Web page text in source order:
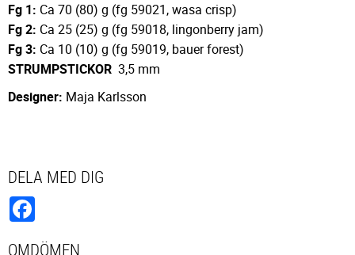
Fg 1: Ca 70 (80) g (fg 59021, wasa crisp)
Fg 2: Ca 25 (25) g (fg 59018, lingonberry jam)
Fg 3: Ca 10 (10) g (fg 59019, bauer forest)
STRUMPSTICKOR 3,5 mm
Designer: Maja Karlsson
DELA MED DIG
OMDÖMEN